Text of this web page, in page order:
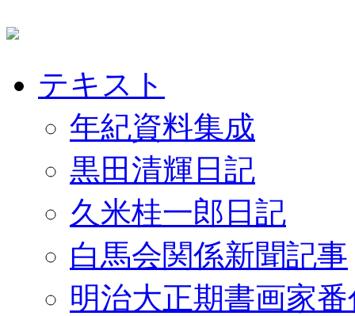
テキスト
年紀資料集成
黒田清輝日記
久米桂一郎日記
白馬会関係新聞記事
明治大正期書画家